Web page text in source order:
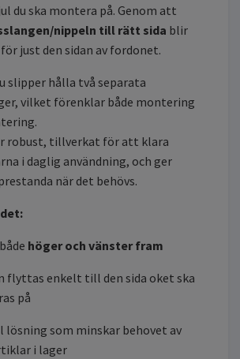
du ska montera på. Genom att
nippeln till rätt sida blir
just den sidan av fordonet.
slipper hålla två separata
vilket förenklar både montering
robust, tillverkat för att klara
i daglig användning, och ger
när det behövs.
höger och vänster fram
flyttas enkelt till den sida oket ska
på
lösning som minskar behovet av
i lager